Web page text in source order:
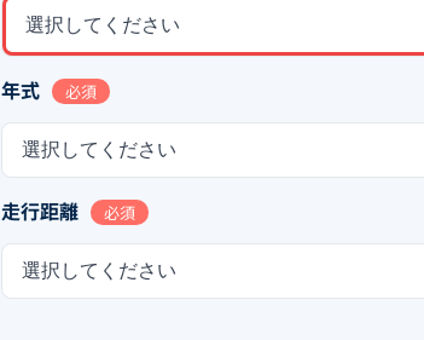
選択してください
年式 必須
選択してください
走行距離 必須
選択してください